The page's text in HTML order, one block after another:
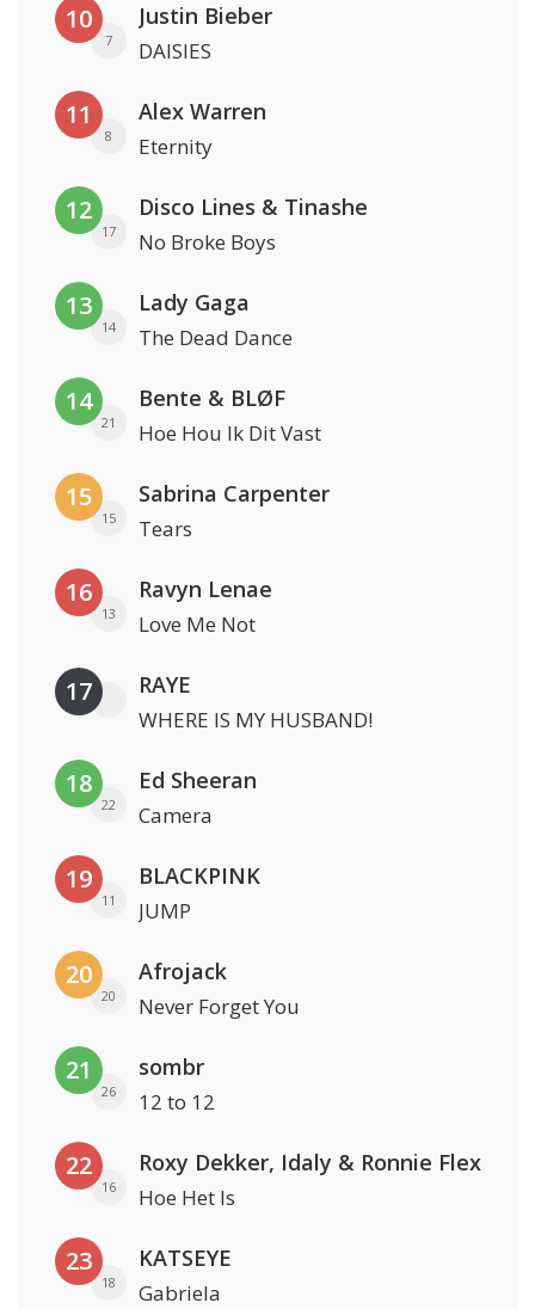
10
7
Justin Bieber
DAISIES
11
8
Alex Warren
Eternity
12
17
Disco Lines & Tinashe
No Broke Boys
13
14
Lady Gaga
The Dead Dance
14
21
Bente & BLØF
Hoe Hou Ik Dit Vast
15
15
Sabrina Carpenter
Tears
16
13
Ravyn Lenae
Love Me Not
17 RAYE
WHERE IS MY HUSBAND!
18
22
Ed Sheeran
Camera
19
11
BLACKPINK
JUMP
20
20
Afrojack
Never Forget You
21
26
sombr
12 to 12
22
16
Roxy Dekker, Idaly & Ronnie Flex
Hoe Het Is
23
18
KATSEYE
Gabriela